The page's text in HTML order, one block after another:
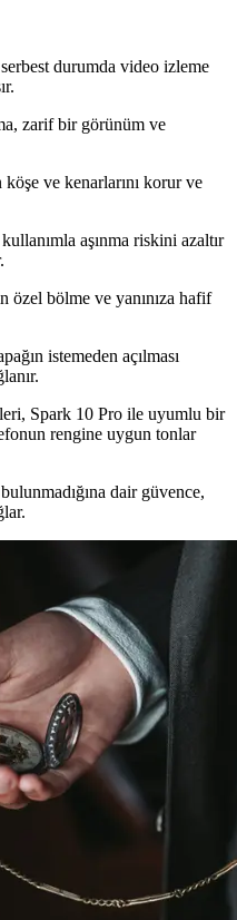
durumda video izleme
zarif bir görünüm ve
ve kenarlarını korur ve
aşınma riskini azaltır
bölme ve yanınıza hafif
istemeden açılması
Spark 10 Pro ile uyumlu bir
rengine uygun tonlar
dair güvence,